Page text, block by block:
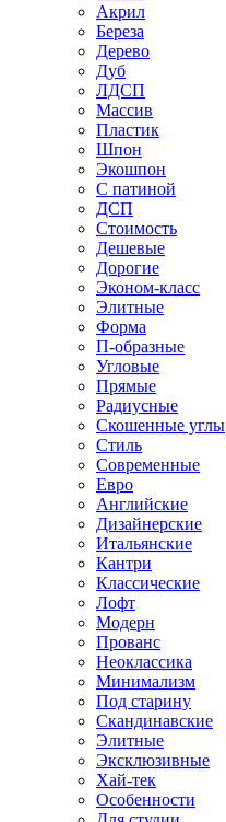
Акрил
Береза
Дерево
Дуб
ЛДСП
Массив
Пластик
Шпон
Экошпон
С патиной
ДСП
Стоимость
Дешевые
Дорогие
Эконом-класс
Элитные
Форма
П-образные
Угловые
Прямые
Радиусные
Скошенные углы
Стиль
Современные
Евро
Английские
Дизайнерские
Итальянские
Кантри
Классические
Лофт
Модерн
Прованс
Неоклассика
Минимализм
Под старину
Скандинавские
Элитные
Эксклюзивные
Хай-тек
Особенности